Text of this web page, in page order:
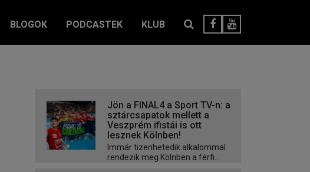
BLOGOK PODCASTEK KLUB
Jön a FINAL4 a Sport TV-n: a
sztárcsapatok mellett a
Veszprém ifistái is ott
lesznek Kölnben!
Immár tizenhetedik alkalommal
rendezik meg Kölnben a férfi...